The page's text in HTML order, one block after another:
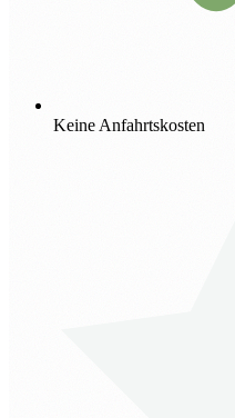
Keine Anfahrtskosten